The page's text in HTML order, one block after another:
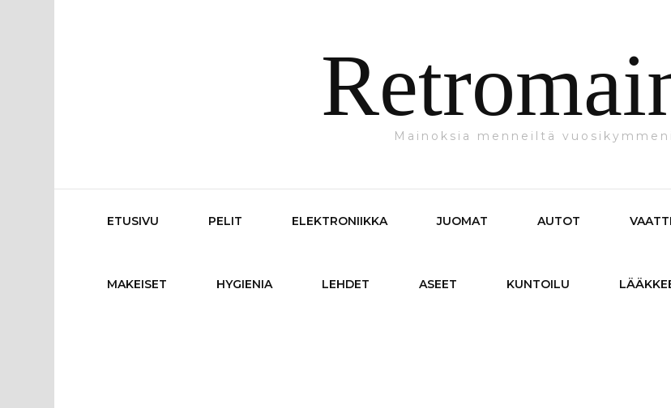
Mainoksia menneiltä
ETUSIVU PELIT ELEKTRONIIKKA JUOMAT AUTOT
MAKEISET HYGIENIA LEHDET ASEET KUNTOILU